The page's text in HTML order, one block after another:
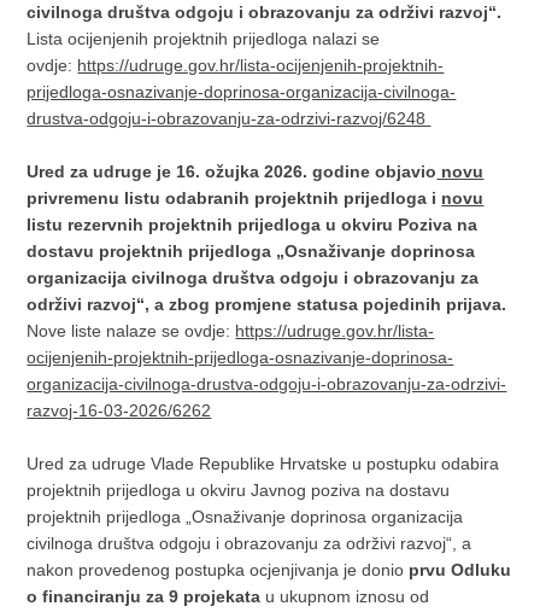
civilnoga društva odgoju i obrazovanju za održivi razvoj“.
Lista ocijenjenih projektnih prijedloga nalazi se
ovdje: https://udruge.gov.hr/lista-ocijenjenih-projektnih-
prijedloga-osnazivanje-doprinosa-organizacija-civilnoga-
drustva-odgoju-i-obrazovanju-za-odrzivi-razvoj/6248
Ured za udruge je 16. ožujka 2026. godine objavio novu
privremenu listu odabranih projektnih prijedloga i novu
listu rezervnih projektnih prijedloga u okviru Poziva na
dostavu projektnih prijedloga „Osnaživanje doprinosa
organizacija civilnoga društva odgoju i obrazovanju za
održivi razvoj“, a zbog promjene statusa pojedinih prijava.
Nove liste nalaze se ovdje: https://udruge.gov.hr/lista-
ocijenjenih-projektnih-prijedloga-osnazivanje-doprinosa-
organizacija-civilnoga-drustva-odgoju-i-obrazovanju-za-odrzivi-
razvoj-16-03-2026/6262
Ured za udruge Vlade Republike Hrvatske u postupku odabira
projektnih prijedloga u okviru Javnog poziva na dostavu
projektnih prijedloga „Osnaživanje doprinosa organizacija
civilnoga društva odgoju i obrazovanju za održivi razvoj“, a
nakon provedenog postupka ocjenjivanja je donio prvu Odluku
o financiranju za 9 projekata u ukupnom iznosu od